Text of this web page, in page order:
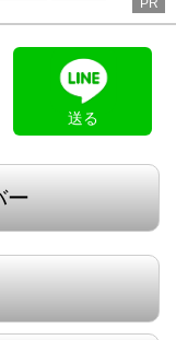
へ
送る
ー